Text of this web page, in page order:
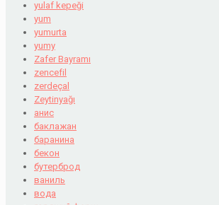
yulaf kepeği
yum
yumurta
yumy
Zafer Bayramı
zencefil
zerdeçal
Zeytinyağı
анис
баклажан
баранина
бекон
бутерброд
ваниль
вода